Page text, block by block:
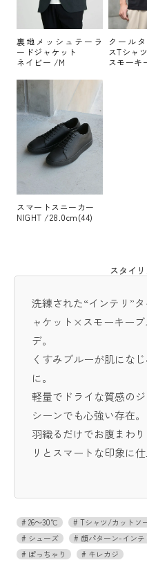
裏地メッシュテーラ
ードジャケット
ネイビー /M
クール
スTシャツ
スモーキ
スマートスニーカー
NIGHT /28.0cm(44)
スタイ
洗練された“インテリ”
ャケット×スモーキー
デ。
くすみブルーが肌にな
に。
軽量でドライな質感の
シーンでも心強い存在。
羽織るだけでお腹まわ
リとスマートな印象に仕
26～30℃ Tシャツ/カットソ
シューズ
顔パターン-インテ
ぽっちゃり
キレカジ